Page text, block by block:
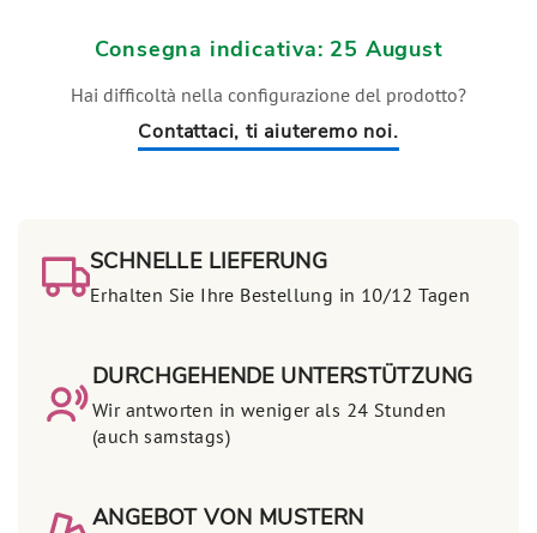
Consegna indicativa: 25 August
Hai difficoltà nella configurazione del prodotto?
Contattaci, ti aiuteremo noi.
SCHNELLE LIEFERUNG
Erhalten Sie Ihre Bestellung in 10/12 Tagen
DURCHGEHENDE UNTERSTÜTZUNG
Wir antworten in weniger als 24 Stunden
(auch samstags)
ANGEBOT VON MUSTERN